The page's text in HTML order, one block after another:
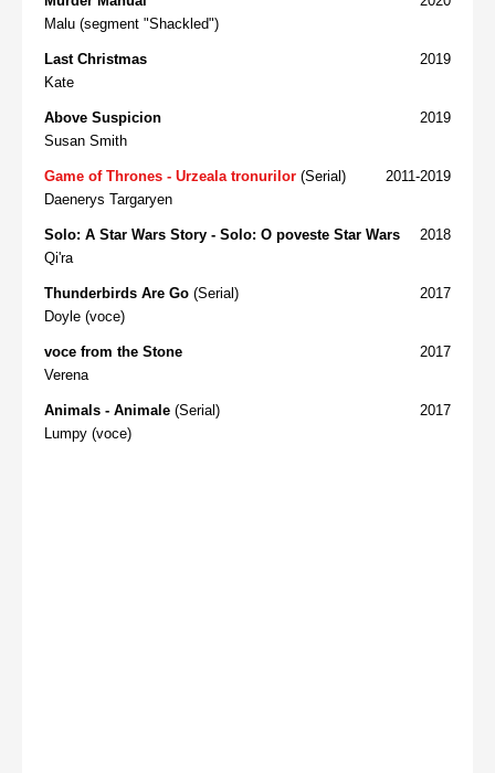
Malu (segment "Shackled")
2019
Last Christmas
Kate
2019
Above Suspicion
Susan Smith
2011-2019
Game of Thrones - Urzeala tronurilor (Serial)
Daenerys Targaryen
2018
Solo: A Star Wars Story - Solo: O poveste Star Wars
Qi'ra
2017
Thunderbirds Are Go (Serial)
Doyle (voce)
2017
voce from the Stone
Verena
2017
Animals - Animale (Serial)
Lumpy (voce)